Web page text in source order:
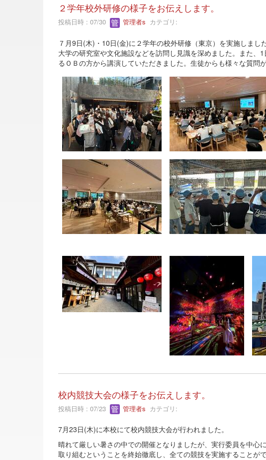
２学年校外研修の様子をお伝えします。
投稿日時 : 07/30 管理者s カテゴリ:
７月9日(木)・10日(金)に２学年の校外研修（東京）を実施しまし
大学の研究室や文化施設などを訪問し見識を深めました。また
るＯＢの方から講演していただきました。生徒からも様々な質問
校内競技大会の様子をお伝えします。
投稿日時 : 07/23 管理者s カテゴリ:
7月23日(木)に本校にて校内競技大会が行われました。
晴れて厳しい暑さの中での開催となりましたが、実行委員を中
取り組むということを終始徹底し、全ての競技を実施することがで